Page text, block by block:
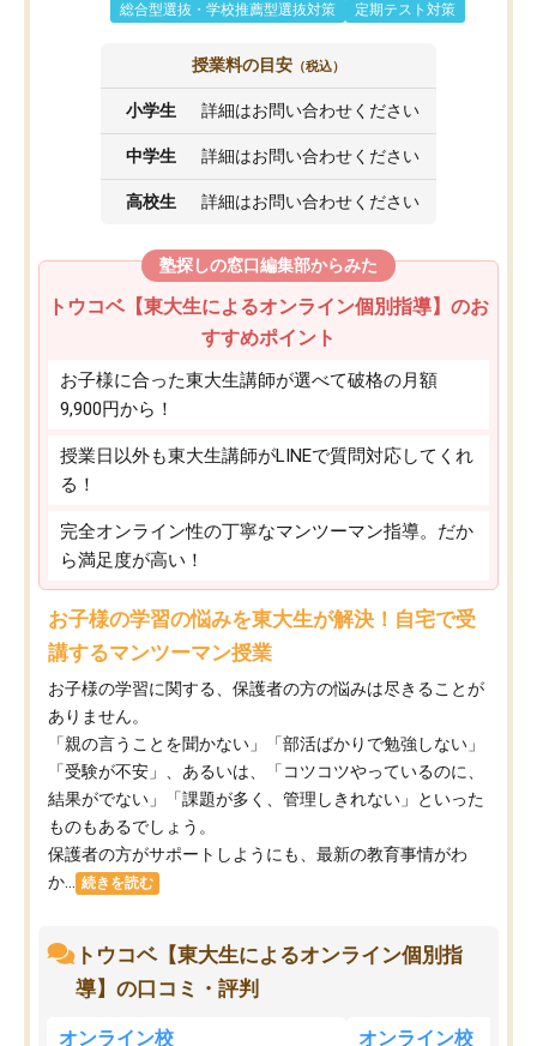
総合型選抜・学校推薦型選抜対策
定期テスト対策
授業料の目安 （税込）
小学生 詳細はお問い合わせください
中学生 詳細はお問い合わせください
高校生 詳細はお問い合わせください
塾探しの窓口編集部からみた
トウコベ【東大生によるオンライン個別指導】のお
すすめポイント
お子様に合った東大生講師が選べて破格の月額
9,900円から！
授業日以外も東大生講師がLINEで質問対応してくれ
る！
完全オンライン性の丁寧なマンツーマン指導。だか
ら満足度が高い！
お子様の学習の悩みを東大生が解決！自宅で受
講するマンツーマン授業
お子様の学習に関する、保護者の方の悩みは尽きることが
ありません。
「親の言うことを聞かない」「部活ばかりで勉強しない」
「受験が不安」、あるいは、「コツコツやっているのに、
結果がでない」「課題が多く、管理しきれない」といった
ものもあるでしょう。
保護者の方がサポートしようにも、最新の教育事情がわ
か...
続きを読む
トウコベ【東大生によるオンライン個別指
導】の口コミ・評判
オンライン校 オンライン校